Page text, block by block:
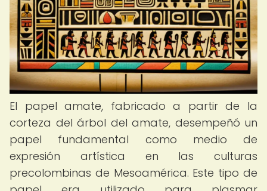
El papel amate, fabricado a partir de la
corteza del árbol del amate, desempeñó un
papel fundamental como medio de
expresión artística en las culturas
precolombinas de Mesoamérica. Este tipo de